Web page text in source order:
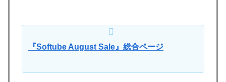
『Softube August Sale』 総合ページ